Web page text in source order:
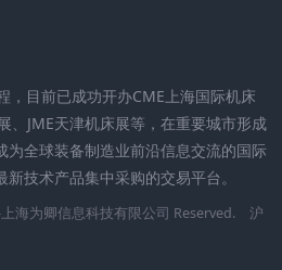
，目前已成功开办CME上海国际机床
、JME天津机床展等，在重要城市形成
为全球装备制造业前沿信息交流的国际
技术产品集中采购的交易平台。
海为卿信息科技有限公司 Reserved.
沪